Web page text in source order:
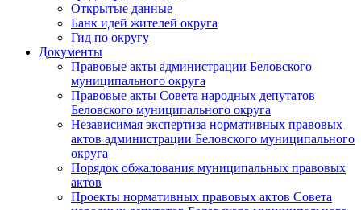
Открытые данные
Банк идей жителей округа
Гид по округу
Документы
Правовые акты администрации Беловского
муниципального округа
Правовые акты Совета народных депутатов
Беловского муниципального округа
Независимая экспертиза нормативных правовых
актов администрации Беловского муниципального
округа
Порядок обжалования муниципальных правовых
актов
Проекты нормативных правовых актов Совета